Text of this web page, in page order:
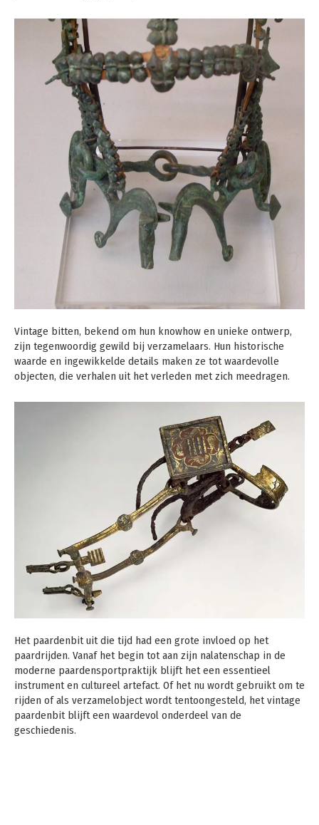
Vintage bitten, bekend om hun knowhow en unieke ontwerp,
zijn tegenwoordig gewild bij verzamelaars. Hun historische
waarde en ingewikkelde details maken ze tot waardevolle
objecten, die verhalen uit het verleden met zich meedragen.
Het paardenbit uit die tijd had een grote invloed op het
paardrijden. Vanaf het begin tot aan zijn nalatenschap in de
moderne paardensportpraktijk blijft het een essentieel
instrument en cultureel artefact. Of het nu wordt gebruikt om te
rijden of als verzamelobject wordt tentoongesteld, het vintage
paardenbit blijft een waardevol onderdeel van de
geschiedenis.